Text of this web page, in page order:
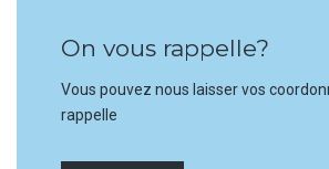
On vous rappelle?
Vous pouvez nous laisser vos
rappelle